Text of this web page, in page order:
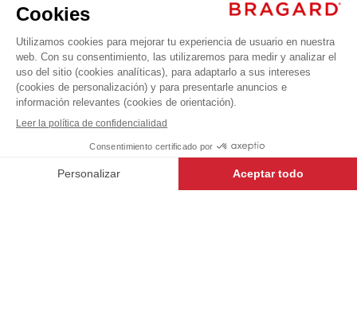
- Blanco/Negro
Chaquetas de cocina 95,99 €
BLANCO + 34/36
+ AÑADIR AL CARRITO